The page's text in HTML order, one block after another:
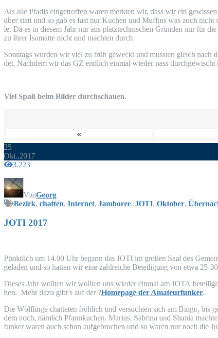
Als alle Pfadis ein­ge­trof­fen waren merk­ten wir, dass wir ein
über statt und so gab es fast nur Kuchen und Muf­fins was auch
le. Da es in die­sem Jahr nur aus platz­tech­ni­schen Grün­den nur für
zu ihrer Iso­mat­te nicht und mach­ten durch.
Sonn­tags wur­den wir viel zu früh geweckt und muss­ten gleich
det. Nach­dem wir das GZ end­lich ein­mal wie­der nass
Viel Spaß beim Bil­der durchschauen.
«
25
Okt.,2017
3.223
VonGeorg
Bezirk, chatten, Internet, Jamboree, JOTI, Oktober,
JOTI 2017
Pünkt­lich um 14.00 Uhr begann das JOTI im gro­ßen Saal des
ge­la­den und so hat­ten wir eine zahl­rei­che Betei­li­gung von etwa 25-
Die­ses Jahr woll­ten wir woll­ten uns wie­der ein­mal am JOTA
hen. Mehr dazu gibt’s auf der ?Home­page der Ama­teur­fun­ker.
Die Wöl­f­lin­ge chat­te­ten fröh­lich und ver­such­ten sich am Bin­go, bis
dem noch, näm­lich Pfann­ku­chen. Mari­us, Sabri­na und Shania
fun­ker waren auch schon auf­ge­bro­chen und so waren nur noch die